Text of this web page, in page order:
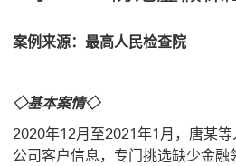
案例来源：最高人民检查院
◇基本案情◇
2020年12月至2021年1月，唐某
公司客户信息，专门挑选缺少金